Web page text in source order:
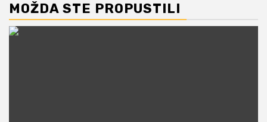
MOŽDA STE PROPUSTILI